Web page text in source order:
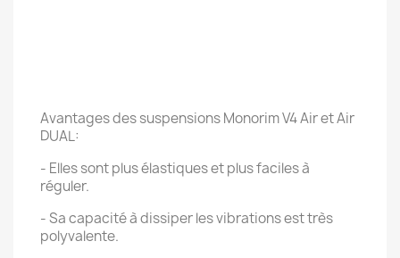
Avantages des suspensions Monorim V4 Air et Air
DUAL:
- Elles sont plus élastiques et plus faciles à
réguler.
- Sa capacité à dissiper les vibrations est très
polyvalente.